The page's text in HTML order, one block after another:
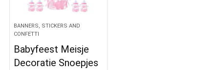
BANNERS, STICKERS AND
CONFETTI
Babyfeest Meisje
Decoratie Snoepjes